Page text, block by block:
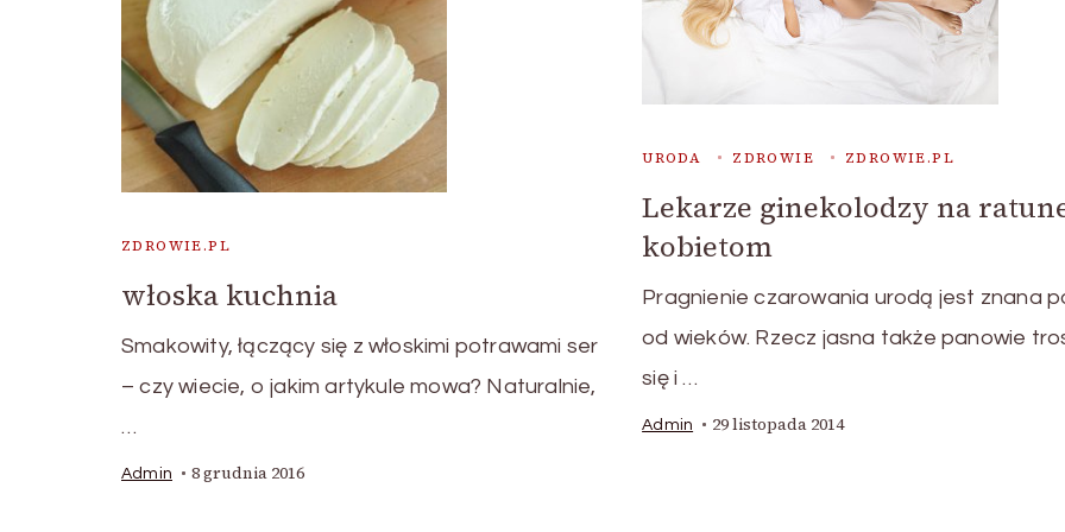
ZDROWIE.PL
włoska kuchnia
Smakowity, łączący się z włoskimi potrawami ser
– czy wiecie, o jakim artykule mowa? Naturalnie,
…
Admin 8 grudnia 2016
URODA ZDROWIE ZDROWIE.PL
Lekarze ginekolodzy na
kobietom
Pragnienie czarowania urodą jest znana
od wieków. Rzecz jasna także panowie
się i …
Admin 29 listopada 2014